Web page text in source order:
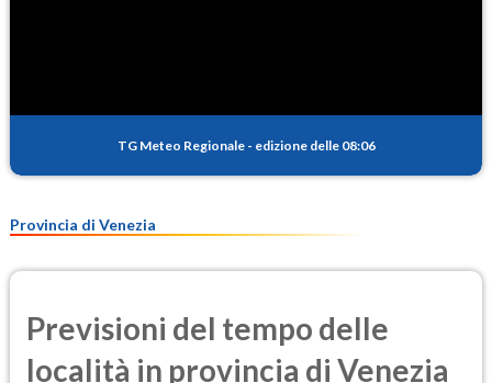
TG Meteo Regionale - edizione delle 08:06
Provincia di Venezia
Previsioni del tempo delle
località in provincia di Venezia